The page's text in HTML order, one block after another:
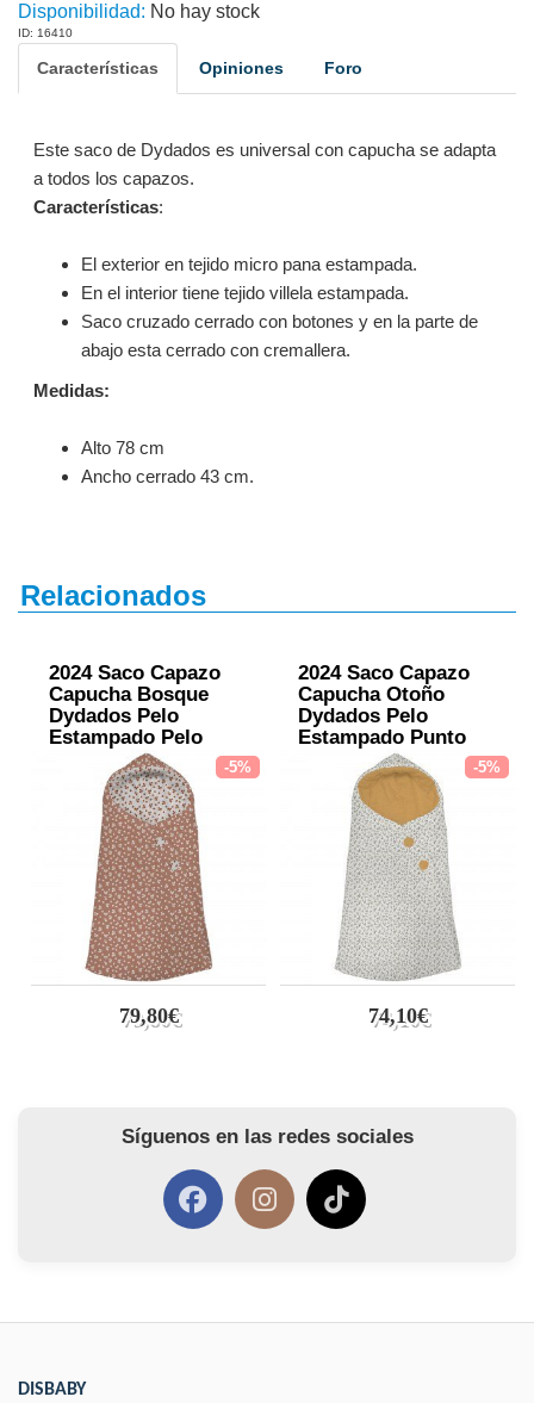
Disponibilidad: No hay stock
ID: 16410
Características Opiniones Foro
Este saco de Dydados es universal con capucha se adapta
a todos los capazos.
Características:
El exterior en tejido micro pana estampada.
En el interior tiene tejido villela estampada.
Saco cruzado cerrado con botones y en la parte de
abajo esta cerrado con cremallera.
Medidas:
Alto 78 cm
Ancho cerrado 43 cm.
Relacionados
2024 Saco Capazo
Capucha Bosque
Dydados Pelo
Estampado Pelo
Estampado
-5%
79,80€
2024 Saco Capazo
Capucha Otoño
Dydados Pelo
Estampado Punto
Mostaza
-5%
74,10€
Síguenos en las redes sociales
DISBABY